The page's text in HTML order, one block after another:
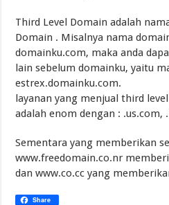
Third Level Domain adalah
Domain . Misalnya nama
domainku.com, maka anda
lain sebelum domainku, yaitu
estrex.domainku.com.
layanan yang menjual third
adalah enom dengan : .us.com,
Sementara yang memberikan
www.freedomain.co.nr
dan www.co.cc yang
Share